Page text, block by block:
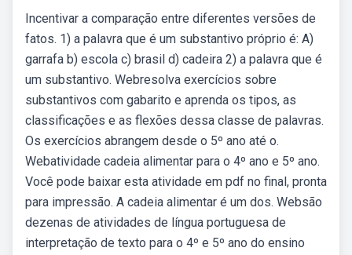
Incentivar a comparação entre diferentes versões de
fatos. 1) a palavra que é um substantivo próprio é: A)
garrafa b) escola c) brasil d) cadeira 2) a palavra que é
um substantivo. Webresolva exercícios sobre
substantivos com gabarito e aprenda os tipos, as
classificações e as flexões dessa classe de palavras.
Os exercícios abrangem desde o 5º ano até o.
Webatividade cadeia alimentar para o 4º ano e 5º ano.
Você pode baixar esta atividade em pdf no final, pronta
para impressão. A cadeia alimentar é um dos. Websão
dezenas de atividades de língua portuguesa de
interpretação de texto para o 4º e 5º ano do ensino